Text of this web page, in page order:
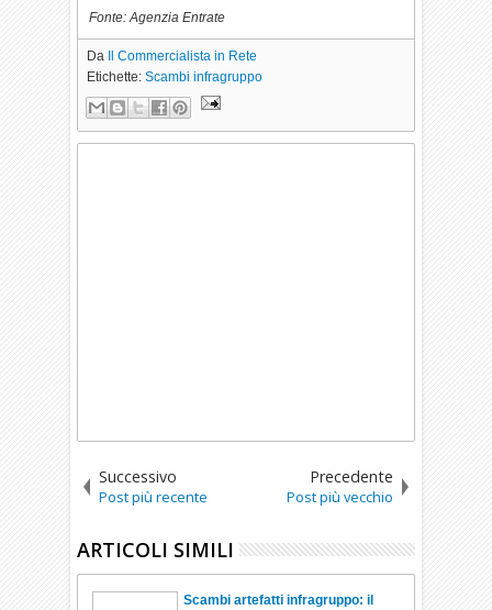
Fonte: Agenzia Entrate
Da
Il Commercialista in Rete
Etichette:Scambi infragruppo
Successivo
Post più recente
Precedente
Post più vecchio
ARTICOLI SIMILI
Scambi artefatti infragruppo: il